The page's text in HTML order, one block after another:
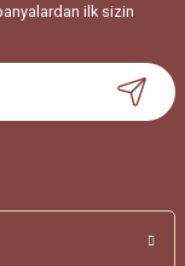
ilk sizin